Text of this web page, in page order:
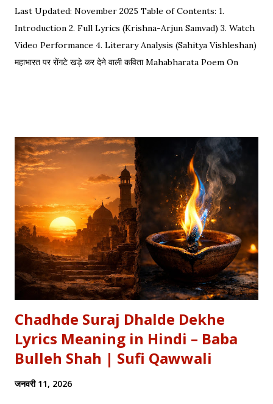
Last Updated: November 2025 Table of Contents: 1.
Introduction 2. Full Lyrics (Krishna-Arjun Samvad) 3. Watch
Video Performance 4. Literary Analysis (Sahitya Vishleshan)
महाभारत पर रोंगटे खड़े कर देने वाली कविता Mahabharata Poem On
Explore our Best Hindi Poetry Collection for more Veer
Ras Kavitayein. तलवार, धनुष और पैदल सैनिक कुरुक्षेत्र में खड़े हुए, रक्त
पिपासु महारथी इक दूजे सम्मुख अड़े हुए | कई लाख सेना के सम्मुख पांडव पाँच बिचारे
थे, एक तरफ थे योद्धा सब, एक तरफ समय के मारे थे | महा-समर की प्रतिक्षा में सारे
ताक रहे थे जी, और पार्थ के रथ को केशव स्वयं हाँक रहे थे जी || रणभूमि के सभी
नजारे देखन में कुछ खास लगे, माधव ने अर्जुन को देखा, अर्जुन उन्हें उदास लगे | ...
Chadhde Suraj Dhalde Dekhe
Lyrics Meaning in Hindi – Baba
Bulleh Shah | Sufi Qawwali
जनवरी 11, 2026